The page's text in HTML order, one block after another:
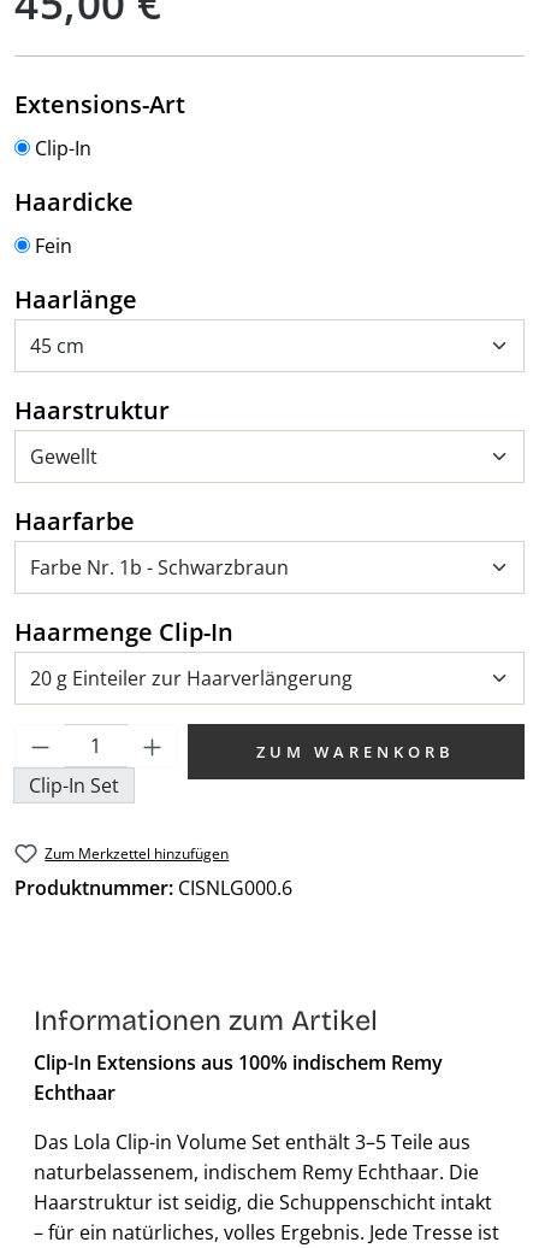
Extensions-Artauswählen
Clip-In
Haardicke
Fein
Haarlänge
Haarstrukturauswählen
Haarfarbe
Haarmenge Clip-In
Produkt Anzahl: Gib den gewünschten
Clip-In Set
ZUM WARENKORB
Zum Merkzettel hinzufügen
Produktnummer: CISNLG000.6
Informationen zum Artikel
Clip-In Extensions aus 100% indischem Remy
Echthaar
Das Lola Clip-in Volume Set enthält 3–5 Teile aus
naturbelassenem, indischem Remy Echthaar. Die
Haarstruktur ist seidig, die Schuppenschicht intakt
– für ein natürliches, volles Ergebnis. Jede Tresse ist